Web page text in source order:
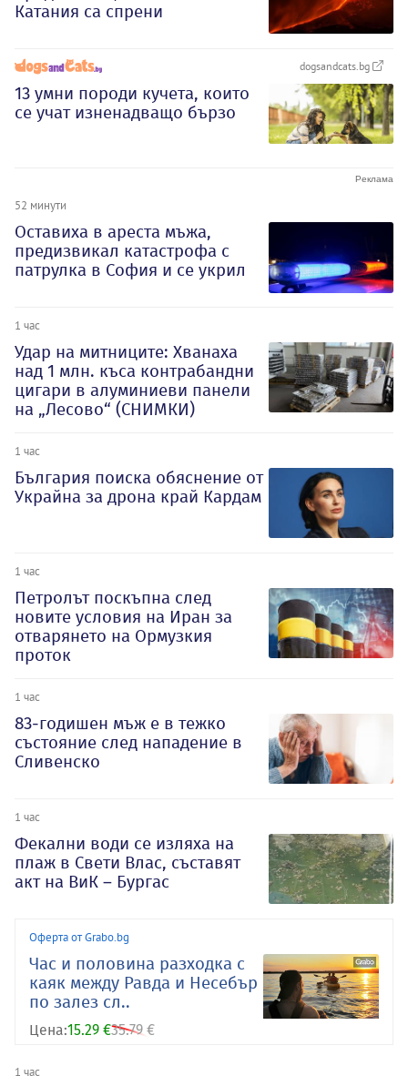
Катания са спрени
dogsandcats.bg
13 умни породи кучета, които
се учат изненадващо бързо
52 минути
Оставиха в ареста мъжа,
предизвикал катастрофа с
патрулка в София и се укрил
1 час
Удар на митниците: Хванаха
над 1 млн. къса контрабандни
цигари в алуминиеви панели
на „Лесово“ (СНИМКИ)
1 час
България поиска обяснение от
Украйна за дрона край Кардам
1 час
Петролът поскъпна след
новите условия на Иран за
отварянето на Ормузкия
проток
1 час
83-годишен мъж е в тежко
състояние след нападение в
Сливенско
1 час
Фекални води се изляха на
плаж в Свети Влас, съставят
акт на ВиК – Бургас
Оферта от Grabo.bg
Час и половина разходка с
каяк между Равда и Несебър
по залез сл..
Цена:15.29 €35.79 €
1 час